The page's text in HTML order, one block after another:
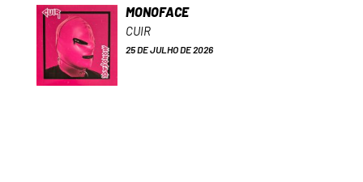
MONOFACE
CUIR
25 DE JULHO DE 2026